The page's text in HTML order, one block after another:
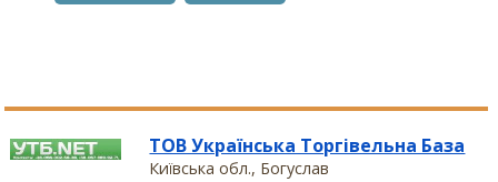
ТОВ Українська Торгівельна База
Київська обл., Богуслав